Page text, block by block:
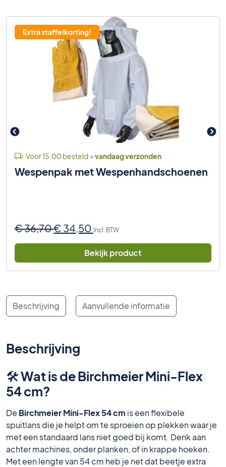
6% korting
Extra staffelkorting!
Voor 15:00 besteld =vandaag verzonden
Wespenpak met Wespenhandschoenen
€36,70Oorspronkelijke
€ 36,70.
€ 34,50 Huidige
is:
€ 34,50.
Incl. BTW
Bekijk product
Beschrijving Aanvullende informatie
Beschrijving
🛠 Wat is de Birchmeier Mini-Flex
54 cm?
De Birchmeier Mini-Flex 54 cm is een flexibele
spuitlans die je helpt om te sproeien op plekken waar je
met een standaard lans niet goed bij komt. Denk aan
achter machines, onder planken, of in krappe hoeken.
Met een lengte van 54 cm heb je net dat beetje extra